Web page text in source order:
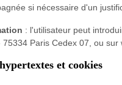
si nécessaire d'un
: l'utilisateur peut
75334 Paris Cedex 07, ou sur
et cookies